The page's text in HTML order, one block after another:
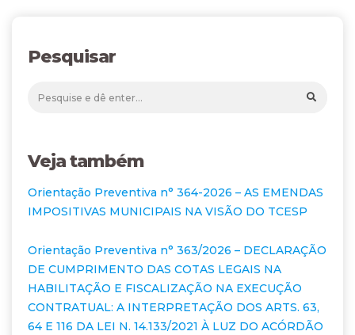
Pesquisar
Veja também
Orientação Preventiva n° 364-2026 – AS EMENDAS
IMPOSITIVAS MUNICIPAIS NA VISÃO DO TCESP
Orientação Preventiva n° 363/2026 – DECLARAÇÃO
DE CUMPRIMENTO DAS COTAS LEGAIS NA
HABILITAÇÃO E FISCALIZAÇÃO NA EXECUÇÃO
CONTRATUAL: A INTERPRETAÇÃO DOS ARTS. 63,
64 E 116 DA LEI N. 14.133/2021 À LUZ DO ACÓRDÃO